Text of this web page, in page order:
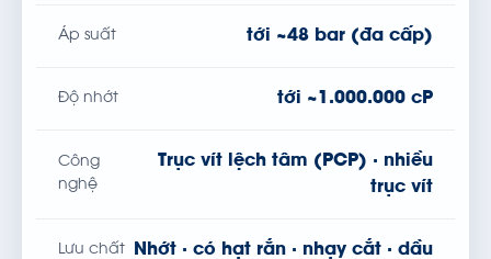
Áp suất tới ~48 bar (đa cấp)
Độ nhớt tới ~1.000.000 cP
Công
nghệ
Trục vít lệch tâm (PCP) · nhiều
trục vít
Lưu chất Nhớt · có hạt rắn · nhạy cắt · dầu